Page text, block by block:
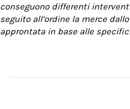
conseguono differenti
seguito all’ordine la merce
approntata in base alle